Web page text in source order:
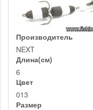
Производитель
NEXT
Длина(см)
6
Цвет
013
Размер